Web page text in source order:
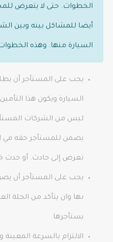
الخطوات. حتى لا يتعرض
أيضا للمشاكل بينه وبين
السيارة منها. وهذه
يجب على المستأجر أن
السيارة ويكون هذا
ليس من الشركات
يضمن للمستأجر حقه في
تعرض إلى حادث. أو حدث
يجب على المستأجر أن
بها وان يتأكد من الحلة
يستأجرها.
الالتزام بالسرعة المعينة